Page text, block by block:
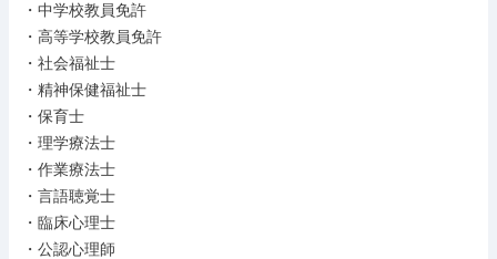
・中学校教員免許
・高等学校教員免許
・社会福祉士
・精神保健福祉士
・保育士
・理学療法士
・作業療法士
・言語聴覚士
・臨床心理士
・公認心理師